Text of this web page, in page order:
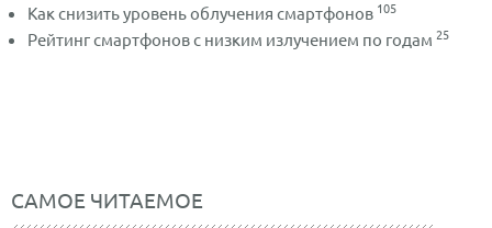
Как снизить уровень облучения смартфонов 105
Рейтинг смартфонов с низким излучением по годам 25
САМОЕ ЧИТАЕМОЕ